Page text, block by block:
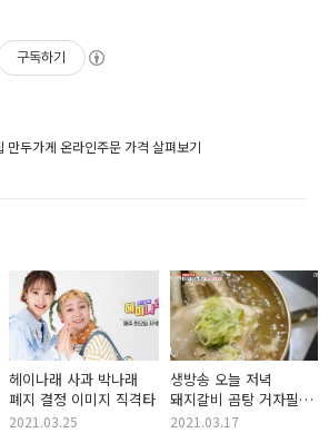
구독하기
만두가게 온라인주문 가격 살펴보기
헤이나래 사과 박나래
폐지 결정 이미지 직격타
2021.03.25
생방송 오늘 저녁
돼지갈비 곰탕 거자필반
역삼동 가격 종류
2021.03.17